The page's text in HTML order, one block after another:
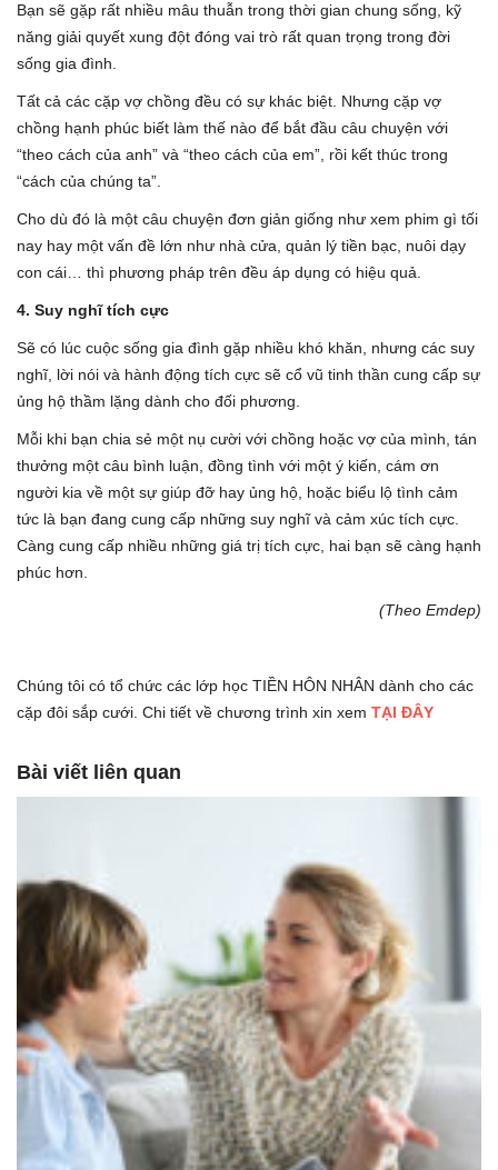
Bạn sẽ gặp rất nhiều mâu thuẫn trong thời gian chung sống, kỹ
năng giải quyết xung đột đóng vai trò rất quan trọng trong đời
sống gia đình.
Tất cả các cặp vợ chồng đều có sự khác biệt. Nhưng cặp vợ
chồng hạnh phúc biết làm thế nào để bắt đầu câu chuyện với
“theo cách của anh” và “theo cách của em”, rồi kết thúc trong
“cách của chúng ta”.
Cho dù đó là một câu chuyện đơn giản giống như xem phim gì tối
nay hay một vấn đề lớn như nhà cửa, quản lý tiền bạc, nuôi dạy
con cái… thì phương pháp trên đều áp dụng có hiệu quả.
4. Suy nghĩ tích cực
Sẽ có lúc cuộc sống gia đình gặp nhiều khó khăn, nhưng các suy
nghĩ, lời nói và hành động tích cực sẽ cổ vũ tinh thần cung cấp sự
ủng hộ thầm lặng dành cho đối phương.
Mỗi khi bạn chia sẻ một nụ cười với chồng hoặc vợ của mình, tán
thưởng một câu bình luận, đồng tình với một ý kiến, cám ơn
người kia về một sự giúp đỡ hay ủng hộ, hoặc biểu lộ tình cảm
tức là bạn đang cung cấp những suy nghĩ và cảm xúc tích cực.
Càng cung cấp nhiều những giá trị tích cực, hai bạn sẽ càng hạnh
phúc hơn.
(Theo Emdep)
Chúng tôi có tổ chức các lớp học TIỀN HÔN NHÂN dành cho các
cặp đôi sắp cưới. Chi tiết về chương trình xin xem TẠI ĐÂY
Bài viết liên quan